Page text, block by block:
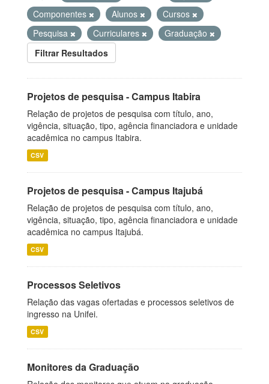
Componentes
Alunos
Cursos
Pesquisa
Curriculares
Graduação
Filtrar Resultados
Projetos de pesquisa - Campus Itabira
Relação de projetos de pesquisa com título, ano,
vigência, situação, tipo, agência financiadora e unidade
acadêmica no campus Itabira.
CSV
Projetos de pesquisa - Campus Itajubá
Relação de projetos de pesquisa com título, ano,
vigência, situação, tipo, agência financiadora e unidade
acadêmica no campus Itajubá.
CSV
Processos Seletivos
Relação das vagas ofertadas e processos seletivos de
ingresso na Unifei.
CSV
Monitores da Graduação